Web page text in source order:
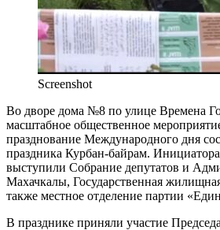
Screenshot
Во дворе дома №8 по улице Времена
масштабное общественное
празднование Международного дня
праздника Курбан-байрам.
выступили Собрание депутатов и
Махачкалы, Государственная
также местное отделение партии
В празднике приняли участие